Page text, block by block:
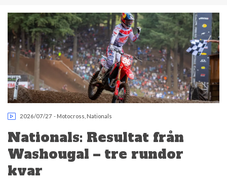
2026/07/27 - Motocross Nationals
Nationals: Resultat från
Washougal – tre rundor
kvar